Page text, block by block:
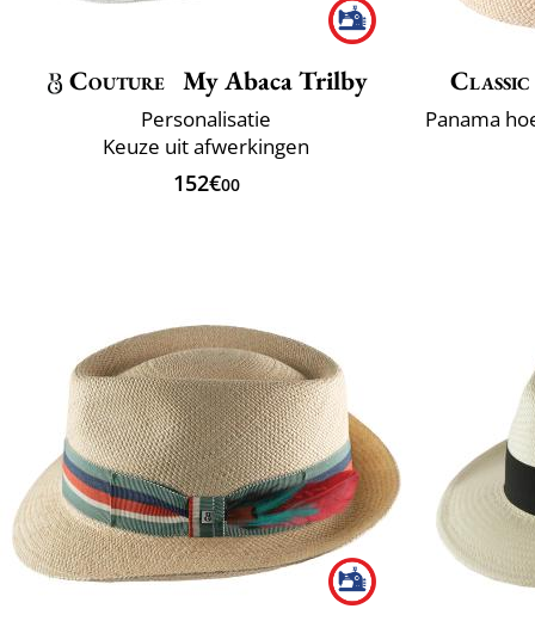
Couture My Abaca Trilby
Personalisatie
Keuze uit afwerkingen
152€00